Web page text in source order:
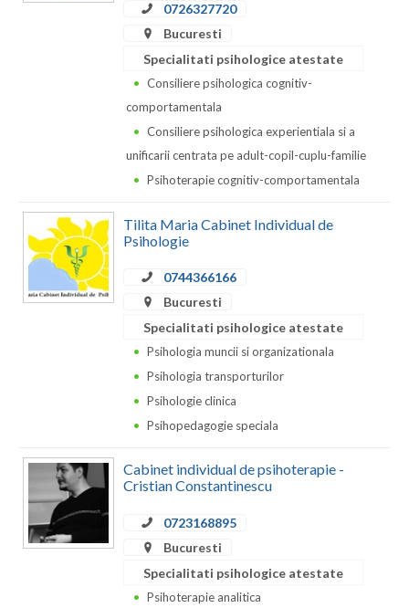
0726327720
Bucuresti
Specialitati psihologice atestate
Consiliere psihologica cognitiv-
comportamentala
Consiliere psihologica experientiala si a
unificarii centrata pe adult-copil-cuplu-familie
Psihoterapie cognitiv-comportamentala
Tilita Maria Cabinet Individual de
Psihologie
0744366166
Bucuresti
Specialitati psihologice atestate
Psihologia muncii si organizationala
Psihologia transporturilor
Psihologie clinica
Psihopedagogie speciala
Cabinet individual de psihoterapie -
Cristian Constantinescu
0723168895
Bucuresti
Specialitati psihologice atestate
Psihoterapie analitica